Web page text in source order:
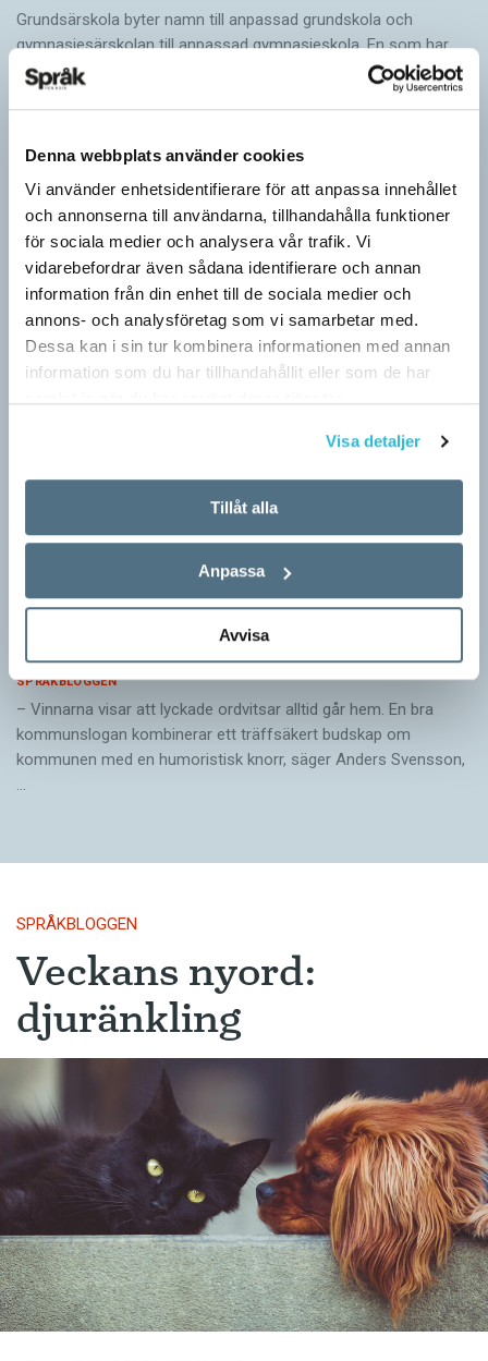
Denna webbplats använder cookies
Vi använder enhetsidentifierare för att anpassa innehållet
och annonserna till användarna, tillhandahålla funktioner
för sociala medier och analysera vår trafik. Vi
vidarebefordrar även sådana identifierare och annan
information från din enhet till de sociala medier och
annons- och analysföretag som vi samarbetar med.
Dessa kan i sin tur kombinera informationen med annan
information som du har tillhandahållit eller som de har
Visa detaljer
Tillåt alla
Anpassa
Avvisa
Grundsärskola byter namn till anpassad grundskola och
gymnasiesärskolan till anpassad gymnasieskola. En som har
stor del i att detta namnbyte sker är artonåriga Leo Lust…
Pressmeddelande: Hjovisst älskar vi
SPRÅKBLOGGEN
– Vinnarna visar att lyckade ordvitsar alltid går hem. En bra
kommunslogan kombinerar ett träffsäkert budskap om
kommunen med en humoristisk knorr, säger Anders Svensson,
…
SPRÅKBLOGGEN
Veckans nyord:
djuränkling